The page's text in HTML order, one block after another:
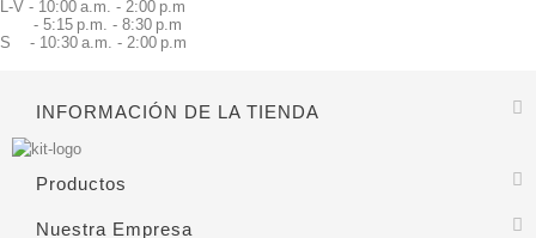
L-V - 10:00 a.m. - 2:00 p.m
- 5:15 p.m. - 8:30 p.m
S - 10:30 a.m. - 2:00 p.m
INFORMACIÓN DE LA TIENDA
Productos
Nuestra Empresa